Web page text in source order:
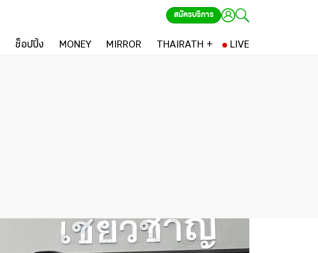
สมัครบริการ
ช็อปปิ้ง MONEY MIRROR THAIRATH + LIVE